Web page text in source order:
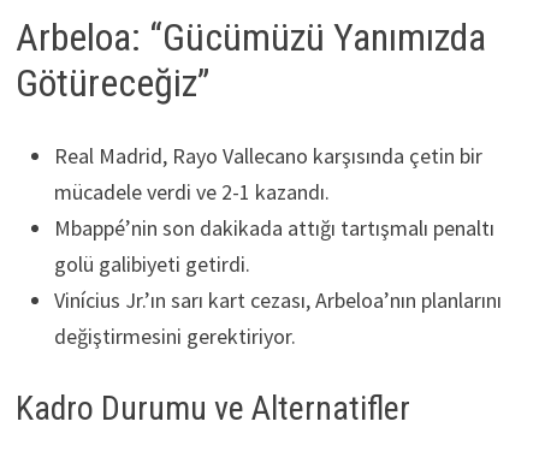
Arbeloa: “Gücümüzü Yanımızda
Götüreceğiz”
Real Madrid, Rayo Vallecano karşısında çetin bir
mücadele verdi ve 2-1 kazandı.
Mbappé’nin son dakikada attığı tartışmalı penaltı
golü galibiyeti getirdi.
Vinícius Jr.’ın sarı kart cezası, Arbeloa’nın planlarını
değiştirmesini gerektiriyor.
Kadro Durumu ve Alternatifler